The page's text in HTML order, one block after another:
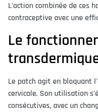
L'action combinée de ces
contraceptive avec une
Le
Le patch agit en bloquant
cervicale. Son utilisation
consécutives, avec un